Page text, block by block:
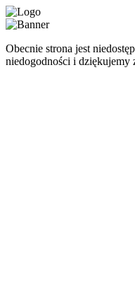
Obecnie strona jest
niedogodności i dziękujemy